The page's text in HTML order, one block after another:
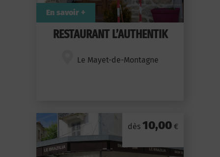
RESTAURANT L’AUTHENTIK
Le Mayet-de-Montagne
En savoir +
dès 10,00 €